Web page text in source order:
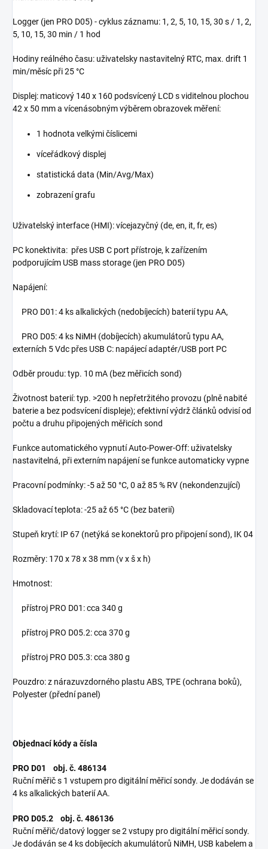
Logger (jen PRO D05) - cyklus záznamu: 1, 2, 5, 10, 15, 30 s / 1, 2,
5, 10, 15, 30 min / 1 hod
Hodiny reálného času: uživatelsky nastavitelný RTC, max. drift 1
min/měsíc při 25 °C
Displej: maticový 140 x 160 podsvícený LCD s viditelnou plochou
42 x 50 mm a vícenásobným výběrem obrazovek měření:
1 hodnota velkými číslicemi
víceřádkový displej
statistická data (Min/Avg/Max)
zobrazení grafu
Uživatelský interface (HMI): vícejazyčný (de, en, it, fr, es)
PC konektivita: přes USB C port přístroje, k zařízením
podporujícím USB mass storage (jen PRO D05)
Napájení:
PRO D01: 4 ks alkalických (nedobíjecích) baterií typu AA,
PRO D05: 4 ks NiMH (dobíjecích) akumulátorů typu AA,
externích 5 Vdc přes USB C: napájecí adaptér/USB port PC
Odběr proudu: typ. 10 mA (bez měřicích sond)
Životnost baterií: typ. >200 h nepřetržitého provozu (plně nabité
baterie a bez podsvícení displeje); efektivní výdrž článků odvisí od
počtu a druhu připojených měřicích sond
Funkce automatického vypnutí Auto-Power-Off: uživatelsky
nastavitelná, při externím napájení se funkce automaticky vypne
Pracovní podmínky: -5 až 50 °C, 0 až 85 % RV (nekondenzující)
Skladovací teplota: -25 až 65 °C (bez baterií)
Stupeň krytí: IP 67 (netýká se konektorů pro připojení sond), IK 04
Rozměry: 170 x 78 x 38 mm (v x š x h)
Hmotnost:
přístroj PRO D01: cca 340 g
přístroj PRO D05.2: cca 370 g
přístroj PRO D05.3: cca 380 g
Pouzdro: z nárazuvzdorného plastu ABS, TPE (ochrana boků),
Polyester (přední panel)
Objednací kódy a čísla
PRO D01 obj. č. 486134
Ruční měřič s 1 vstupem pro digitální měřicí sondy. Je dodáván se
4 ks alkalických baterií AA.
PRO D05.2 obj. č. 486136
Ruční měřič/datový logger se 2 vstupy pro digitální měřicí sondy.
Je dodáván se 4 ks dobíjecích akumulátorů NiMH, USB kabelem a